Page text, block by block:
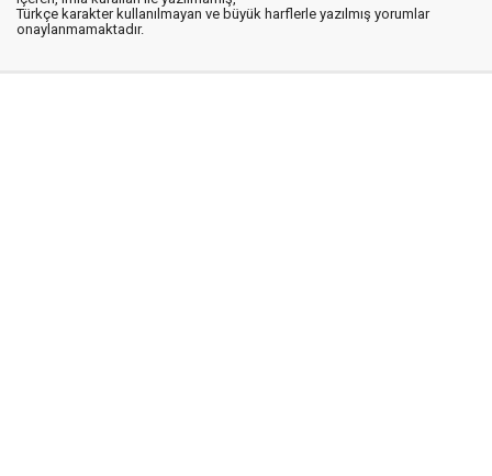
Türkçe karakter kullanılmayan ve büyük harflerle yazılmış yorumlar
onaylanmamaktadır.